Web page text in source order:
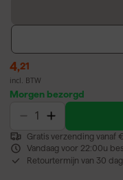
4,21
incl. BTW
Morgen bezorgd
Gratis verzending vanaf
Vandaag voor 22:00u
Retourtermijn van 30